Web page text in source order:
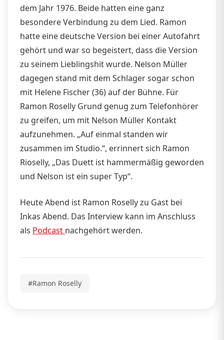
dem Jahr 1976. Beide hatten eine ganz
besondere Verbindung zu dem Lied. Ramon
hatte eine deutsche Version bei einer Autofahrt
gehört und war so begeistert, dass die Version
zu seinem Lieblingshit wurde. Nelson Müller
dagegen stand mit dem Schlager sogar schon
mit Helene Fischer (36) auf der Bühne. Für
Ramon Roselly Grund genug zum Telefonhörer
zu greifen, um mit Nelson Müller Kontakt
aufzunehmen. „Auf einmal standen wir
zusammen im Studio.“, errinnert sich Ramon
Rioselly, „Das Duett ist hammermäßig geworden
und Nelson ist ein super Typ“.
Heute Abend ist Ramon Roselly zu Gast bei
Inkas Abend. Das Interview kann im Anschluss
als Podcast nachgehört werden.
#Ramon Roselly